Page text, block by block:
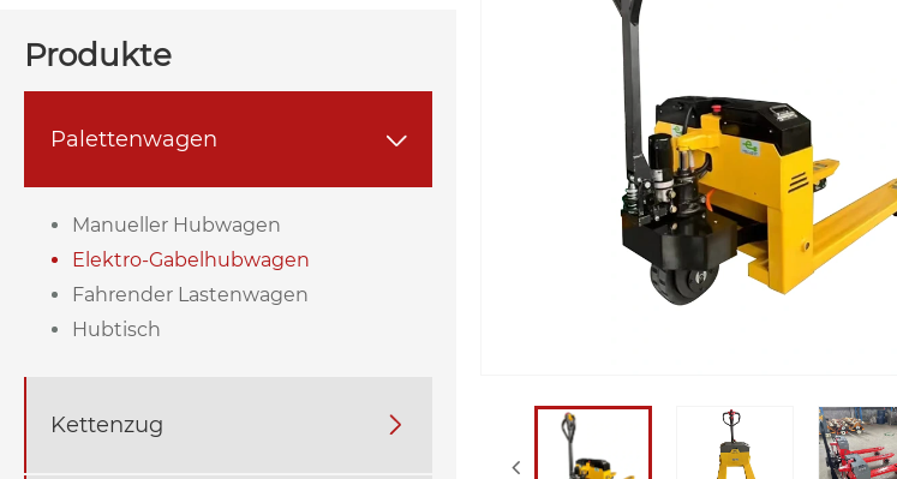
Produkte
Palettenwagen 
Manueller Hubwagen
Elektro-Gabelhubwagen
Fahrender Lastenwagen
Hubtisch
Kettenzug 